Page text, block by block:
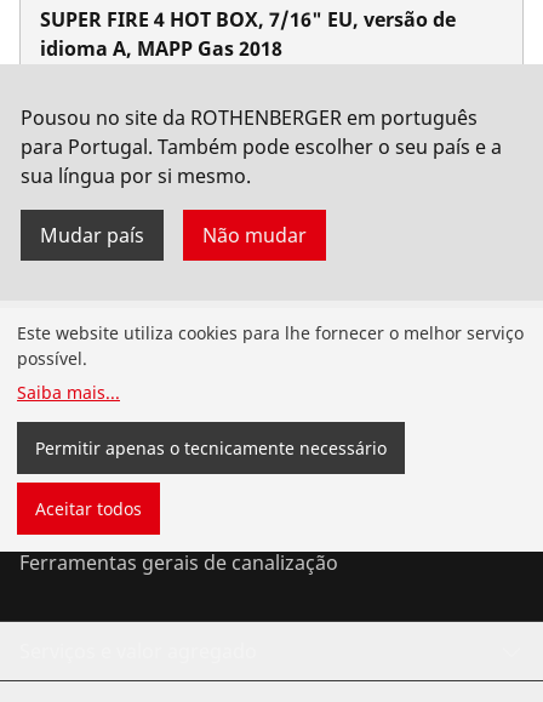
SUPER FIRE 4 HOT BOX, 7/16" EU, versão de
idioma A, MAPP Gas 2018
Pousou no site da ROTHENBERGER em português
para Portugal. Também pode escolher o seu país e a
sua língua por si mesmo.
Mudar país Não mudar
Produtos
Instalação de tubagens
Serviço e manutenção de tubagens
Ferramentas de ar condicionado e refrigeração
Ferramentas gerais de canalização
Este website utiliza cookies para lhe fornecer o melhor serviço
possível.
Saiba mais...
Permitir apenas o tecnicamente necessário
Aceitar todos